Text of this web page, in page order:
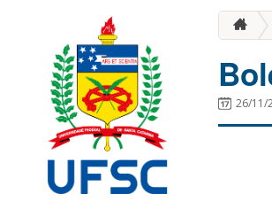
26/11/